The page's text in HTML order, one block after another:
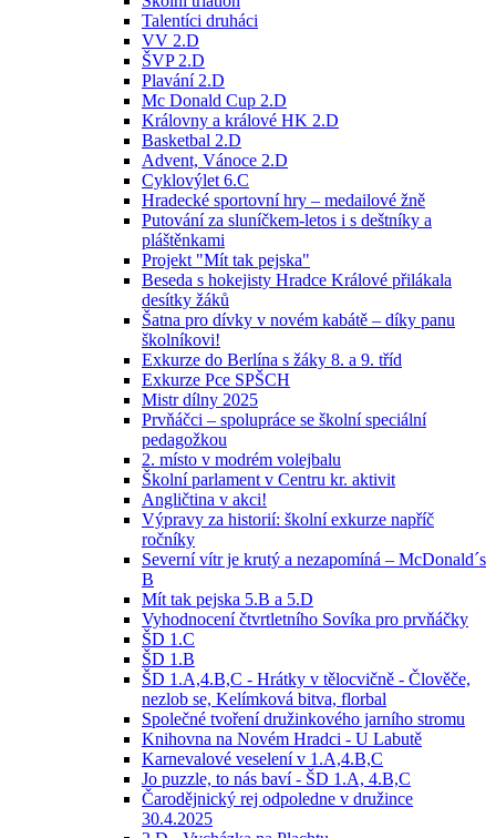
Talentíci druháci
VV 2.D
ŠVP 2.D
Plavání 2.D
Mc Donald Cup 2.D
Královny a králové HK 2.D
Basketbal 2.D
Advent, Vánoce 2.D
Cyklovýlet 6.C
Hradecké sportovní hry – medailové žně
Putování za sluníčkem-letos i s deštníky a
pláštěnkami
Projekt "Mít tak pejska"
Beseda s hokejisty Hradce Králové přilákala
desítky žáků
Šatna pro dívky v novém kabátě – díky panu
školníkovi!
Exkurze do Berlína s žáky 8. a 9. tříd
Exkurze Pce SPŠCH
Mistr dílny 2025
Prvňáčci – spolupráce se školní speciální
pedagožkou
2. místo v modrém volejbalu
Školní parlament v Centru kr. aktivit
Angličtina v akci!
Výpravy za historií: školní exkurze napříč
ročníky
Severní vítr je krutý a nezapomíná – McDonald´s
B
Mít tak pejska 5.B a 5.D
Vyhodnocení čtvrtletního Sovíka pro prvňáčky
ŠD 1.C
ŠD 1.B
ŠD 1.A,4.B,C - Hrátky v tělocvičně - Člověče,
nezlob se, Kelímková bitva, florbal
Společné tvoření družinkového jarního stromu
Knihovna na Novém Hradci - U Labutě
Karnevalové veselení v 1.A,4.B,C
Jo puzzle, to nás baví - ŠD 1.A, 4.B,C
Čarodějnický rej odpoledne v družince
30.4.2025